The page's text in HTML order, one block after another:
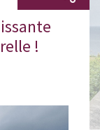
!